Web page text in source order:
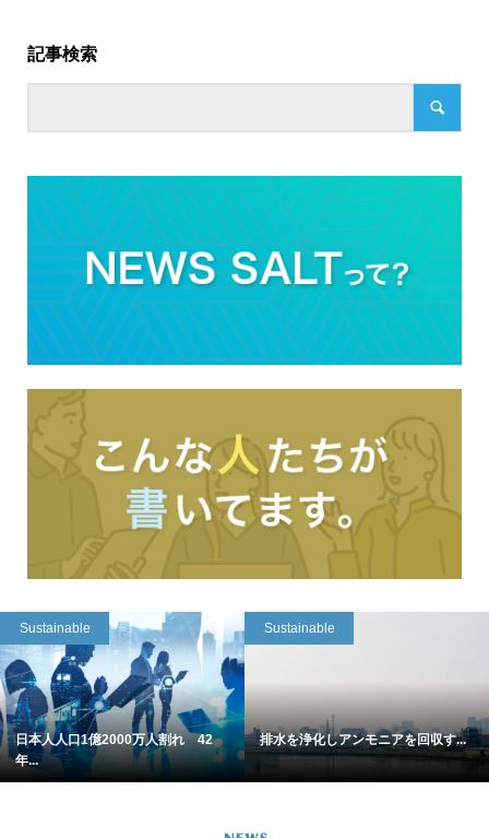
記事検索
Sustainable
日本人人口1億2000万人割れ 42
年...
Sustainable
排水を浄化しアンモニアを回収す...